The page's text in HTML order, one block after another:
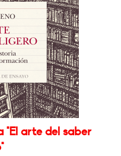
"El arte del saber